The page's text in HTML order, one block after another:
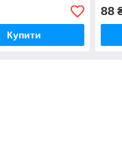
Купити
88